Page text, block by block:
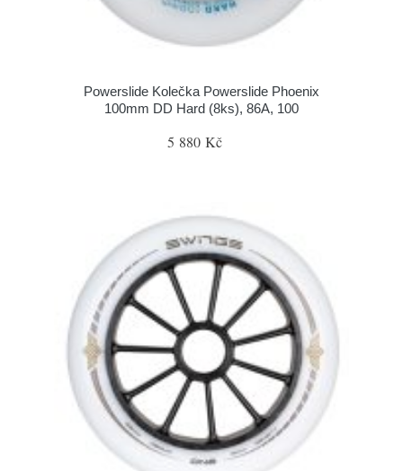
Powerslide Kolečka Powerslide Phoenix
100mm DD Hard (8ks), 86A, 100
5 880 Kč